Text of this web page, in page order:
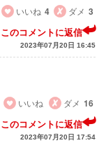
いいね 4 ダメ 3
このコメントに返信
2023年07月20日 16:45
いいね
ダメ 16
このコメントに返信
2023年07月20日 17:54